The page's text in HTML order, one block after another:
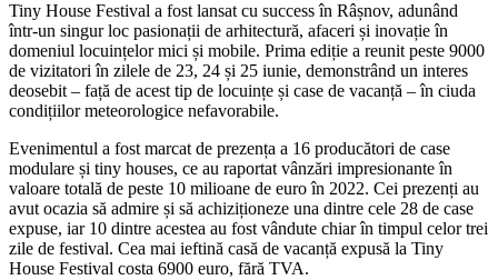
Tiny House Festival a fost lansat cu success în Râșnov, adunând
într-un singur loc pasionații de arhitectură, afaceri și inovație în
domeniul locuințelor mici și mobile. Prima ediție a reunit peste 9000
de vizitatori în zilele de 23, 24 și 25 iunie, demonstrând un interes
deosebit – față de acest tip de locuințe și case de vacanță – în ciuda
condițiilor meteorologice nefavorabile.
Evenimentul a fost marcat de prezența a 16 producători de case
modulare și tiny houses, ce au raportat vânzări impresionante în
valoare totală de peste 10 milioane de euro în 2022. Cei prezenți au
avut ocazia să admire și să achiziționeze una dintre cele 28 de case
expuse, iar 10 dintre acestea au fost vândute chiar în timpul celor trei
zile de festival. Cea mai ieftină casă de vacanță expusă la Tiny
House Festival costa 6900 euro, fără TVA.